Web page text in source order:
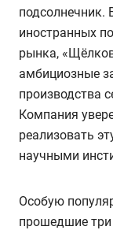
подсолнечник.
иностранных
рынка,
амбициозные
производства
Компания
реализовать
научными
Особую
прошедшие